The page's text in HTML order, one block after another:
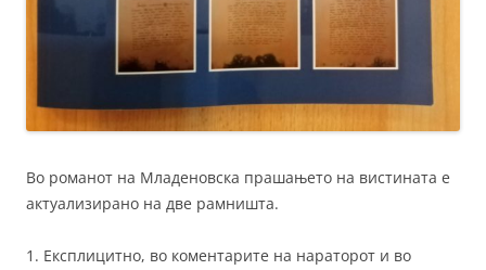
Во романот на Младеновска прашањето на вистината е
актуализирано на две рамништа.
1. Експлицитно, во коментарите на нараторот и во